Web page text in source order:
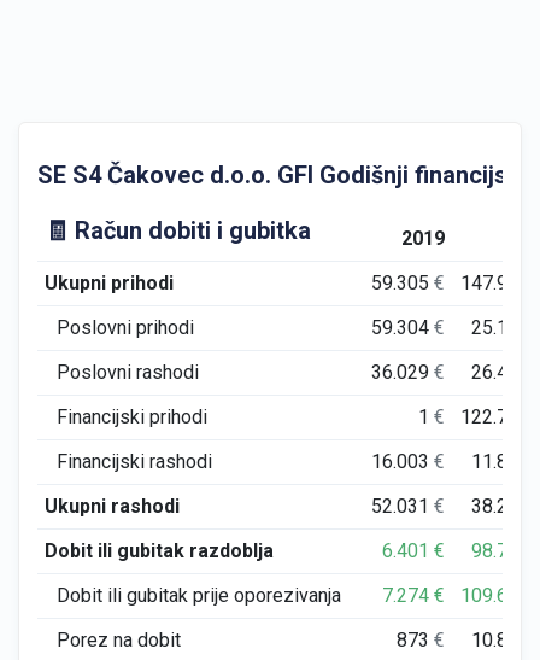
SE S4 Čakovec d.o.o. GFI Godišnji financijski
🧾 Račun dobiti i gubitka
2019
Ukupni prihodi
59.305€ 147.930
Poslovni prihodi
59.304€ 25.147
Poslovni rashodi
36.029€ 26.437
Financijski prihodi
1€ 122.783
Financijski rashodi
16.003€ 11.819
Ukupni rashodi
52.031€ 38.256
Dobit ili gubitak razdoblja
6.401€ 98.795
Dobit ili gubitak prije oporezivanja
7.274€ 109.674
Porez na dobit
873€ 10.879